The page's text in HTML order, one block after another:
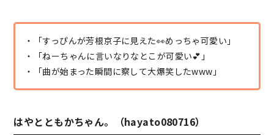
・「すっぴんが芳根京子に見えた👀めっちゃ可愛い」
・「ねーちゃんに言いなりなとこが可愛い💕」
・「曲が始まった瞬間に察して大爆笑したwww」
はやとともかちゃん。（hayato080716）